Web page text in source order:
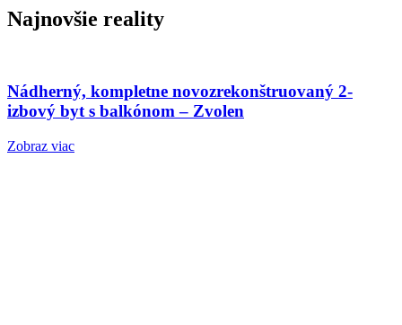
Najnovšie reality
Nádherný, kompletne novozrekonštruovaný 2-
izbový byt s balkónom – Zvolen
Zobraz viac